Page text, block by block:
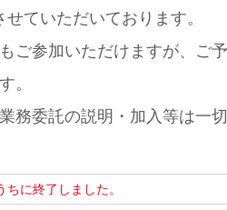
せていただいております。
ご参加いただけますが、ご
。
務委託の説明・加入等は一
ちに終了しました。